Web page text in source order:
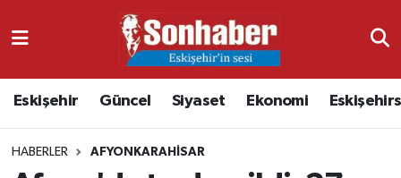
Eskişehir Güncel Siyaset Ekonomi
HABERLER AFYONKARAHISAR
Ekonomi
Nöbetçi Eczaneler
Namaz Vakitleri